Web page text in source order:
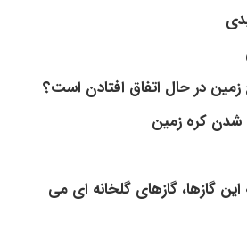
در حال اتفاق افتادن است؟
شدن کره زمین
این گازها، گازهای گلخانه ای می